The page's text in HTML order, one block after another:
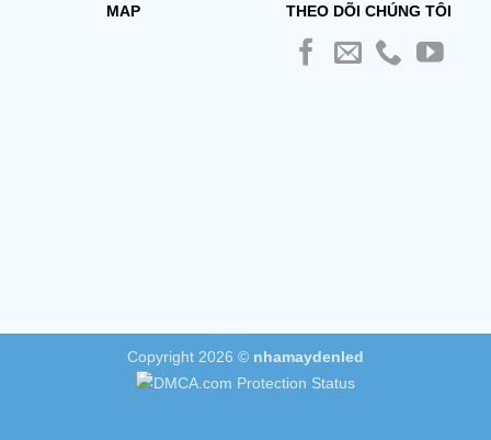
MAP THEO DÕI CHÚNG TÔI
Copyright 2026 © nhamaydenled